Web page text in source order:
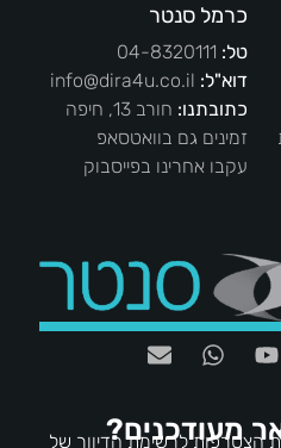
כרמל סנטר
טל: 04-8320111
דוא"ל: info@dira4u.co.il
כתובתנו: חורב 13, חיפה
זמינים גם בוואטסאפ
עקבו אחרינו בפייסבוק
מעודכנים?
הצטרפות לרשימת הדיוור של